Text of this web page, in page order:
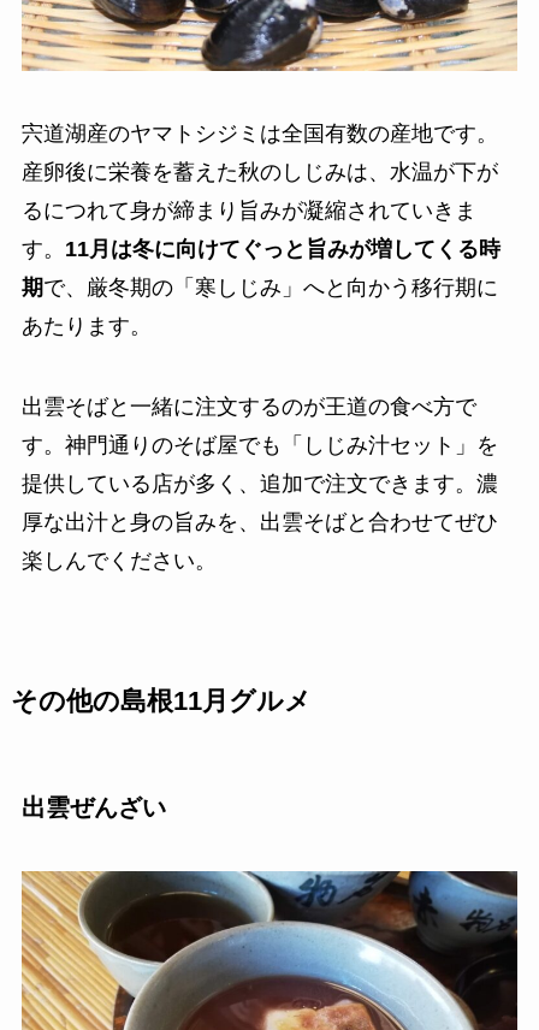
宍道湖産のヤマトシジミは全国有数の産地です。
産卵後に栄養を蓄えた秋のしじみは、水温が下が
るにつれて身が締まり旨みが凝縮されていきま
す。 11月は冬に向けてぐっと旨みが増してくる時
期で、厳冬期の「寒しじみ」へと向かう移行期に
あたります。
出雲そばと一緒に注文するのが王道の食べ方で
す。神門通りのそば屋でも「しじみ汁セット」を
提供している店が多く、追加で注文できます。濃
厚な出汁と身の旨みを、出雲そばと合わせてぜひ
楽しんでください。
その他の島根11月グルメ
出雲ぜんざい